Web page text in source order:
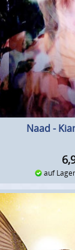
Naad -
auf Lager